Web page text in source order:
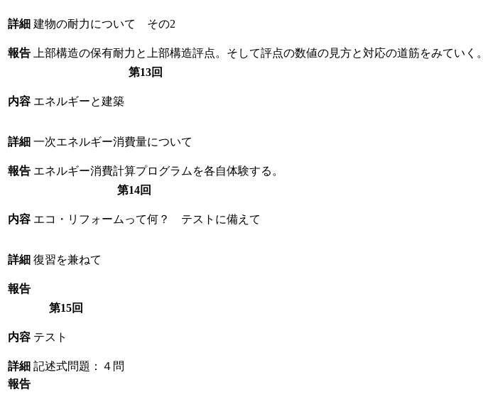
詳細 建物の耐力について その2
報告
上部構造の保有耐力と上部構造評点。そして評点の数値の見方と対応の道筋をみていく。
第13回
内容 エネルギーと建築
詳細 一次エネルギー消費量について
報告 エネルギー消費計算プログラムを各自体験する。
第14回
内容 エコ・リフォームって何？ テストに備えて
詳細 復習を兼ねて
報告
第15回
内容 テスト
詳細 記述式問題：４問
報告